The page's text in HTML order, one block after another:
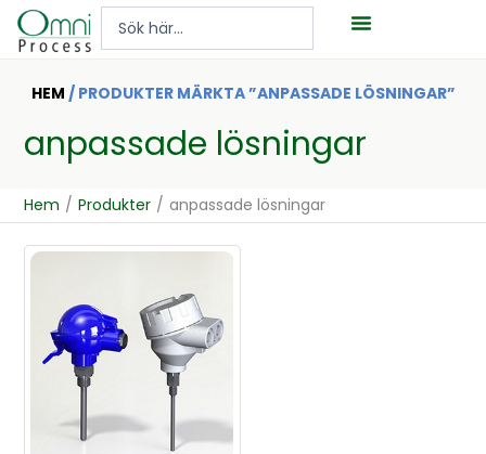
Hoppa
Search
HEM / PRODUKTER MÄRKTA ”ANPASSADE LÖSNINGAR”
anpassade lösningar
Hem / Produkter / anpassade lösningar